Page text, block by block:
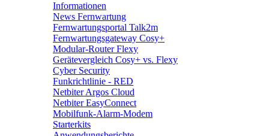
Informationen
News Fernwartung
Fernwartungsportal Talk2m
Fernwartungsgateway Cosy+
Modular-Router Flexy
Gerätevergleich Cosy+ vs. Flexy
Cyber Security
Funkrichtlinie - RED
Netbiter Argos Cloud
Netbiter EasyConnect
Mobilfunk-Alarm-Modem
Starterkits